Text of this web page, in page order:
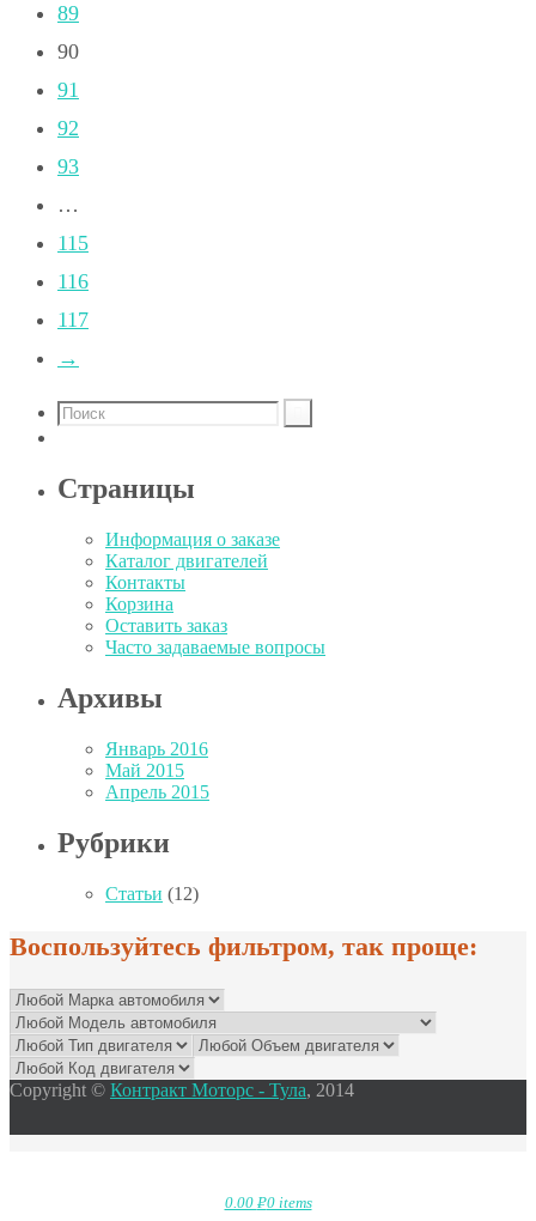
89
90
91
92
93
…
115
116
117
→
Страницы
Информация о заказе
Каталог двигателей
Контакты
Корзина
Оставить заказ
Часто задаваемые вопросы
Архивы
Январь 2016
Май 2015
Апрель 2015
Рубрики
Статьи (12)
Воспользуйтесь фильтром, так проще:
Copyright © Контракт Моторс - Тула, 2014
0.00 Р0 items